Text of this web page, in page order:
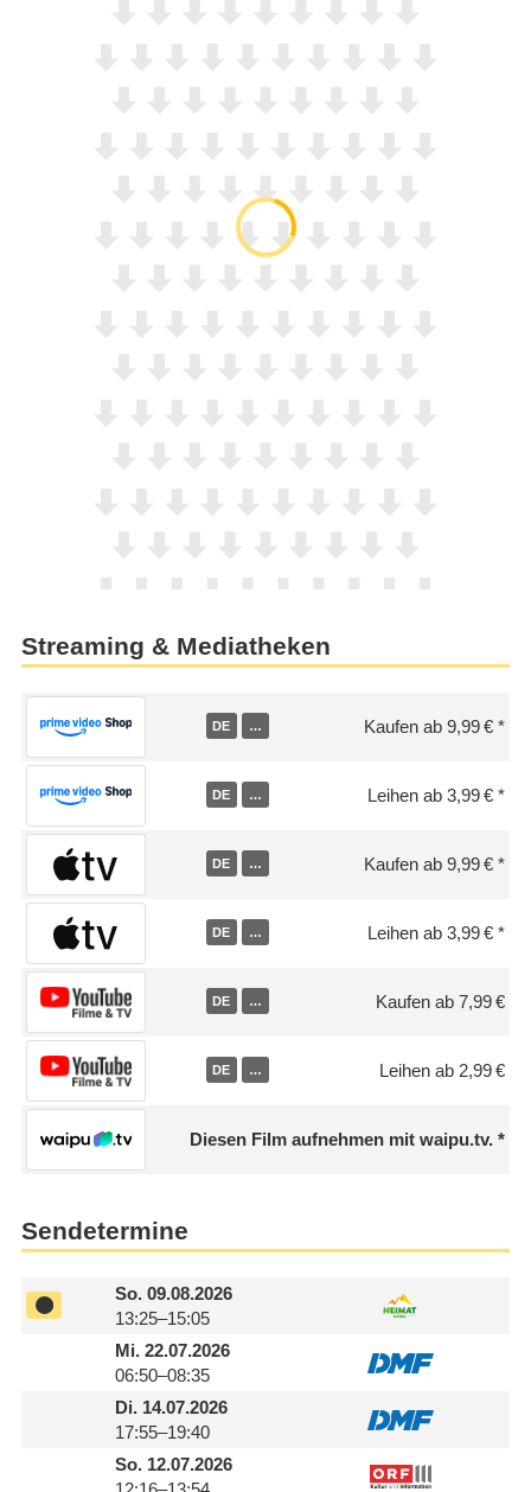
Streaming & Mediatheken
DE … Kaufen ab 9,99 €
DE … Leihen ab 3,99 €
DE … Kaufen ab 9,99 €
DE … Leihen ab 3,99 €
DE … Kaufen ab 7,99 €
DE … Leihen ab 2,99 €
Diesen Film aufnehmen mit waipu.tv.
Sendetermine
So.09.08.2026
13:25–15:05
Mi.22.07.2026
06:50–08:35
Di.14.07.2026
17:55–19:40
So.12.07.2026